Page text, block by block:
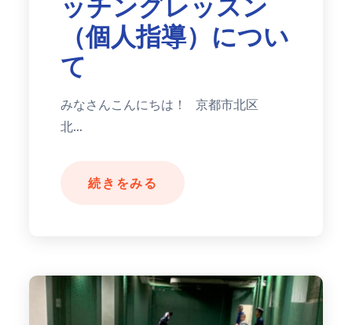
（個人指導）につい
て
みなさんこんにちは！ 京都市北区
北…
続きをみる